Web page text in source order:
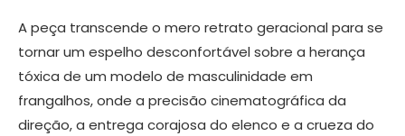
A peça transcende o mero retrato geracional para se
tornar um espelho desconfortável sobre a herança
tóxica de um modelo de masculinidade em
frangalhos, onde a precisão cinematográfica da
direção, a entrega corajosa do elenco e a crueza do